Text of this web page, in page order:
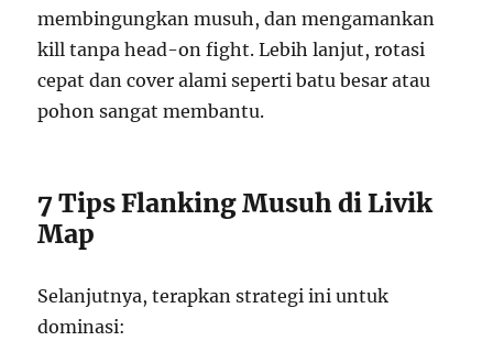
membingungkan musuh, dan mengamankan
kill tanpa head-on fight. Lebih lanjut, rotasi
cepat dan cover alami seperti batu besar atau
pohon sangat membantu.
7 Tips Flanking Musuh di Livik
Map
Selanjutnya, terapkan strategi ini untuk
dominasi: